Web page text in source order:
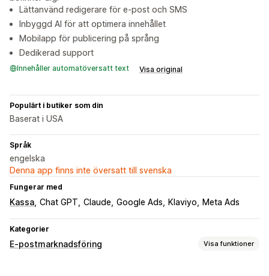
Lättanvänd redigerare för e-post och SMS
Inbyggd AI för att optimera innehållet
Mobilapp för publicering på språng
Dedikerad support
Innehåller automatöversatt text Visa original
Populärt i butiker som din
Baserat i USA
Språk
engelska
Denna app finns inte översatt till svenska
Fungerar med
Kassa Chat GPT Claude Google Ads Klaviyo Meta Ads
Kategorier
E-postmarknadsföring Visa funktioner